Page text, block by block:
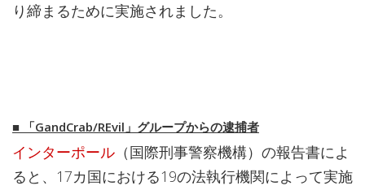
り締まるために実施されました。
■ 「GandCrab/REvil」グループからの逮捕者
インターポール （国際刑事警察機構）の報告書によ
ると、17カ国における19の法執行機関によって実施